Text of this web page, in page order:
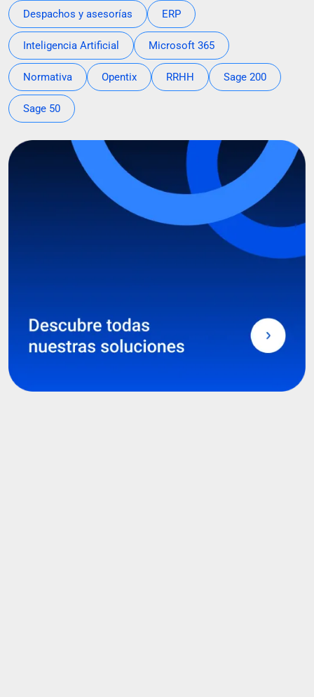
Despachos y asesorías ERP
Inteligencia Artificial Microsoft 365
Normativa Opentix RRHH Sage 200
Sage 50